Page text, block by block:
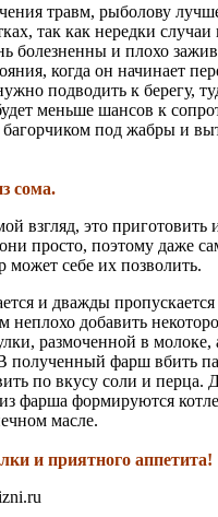
травм, рыболову
так как нередки случаи
болезненны и плохо
когда он начинает
подводить к берегу,
меньше шансов к
багорчиком под жабры и
сома.
взгляд, это приготовить
просто, поэтому даже
себе их позволить.
и дважды пропускается
неплохо добавить
размоченной в молоке,
полученный фарш вбить
по вкусу соли и перца.
фарша формируются
масле.
и приятного аппетита!